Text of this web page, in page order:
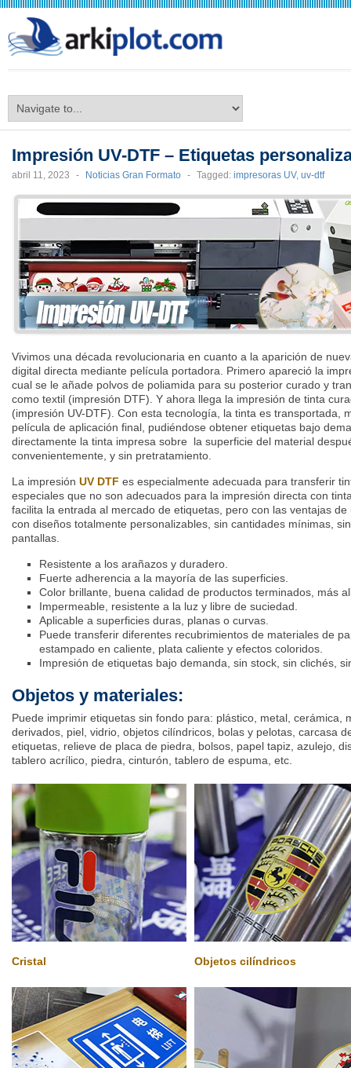
Impresión UV-DTF – Etiquetas
abril 11, 2023 - Noticias Gran Formato - Tagged: impresoras UV, uv-dtf
Vivimos una década revolucionaria en cuanto a la aparición de
digital directa mediante película portadora. Primero apareció la
cual se le añade polvos de poliamida para su posterior curado y
como textil (impresión DTF). Y ahora llega la impresión de tinta
(impresión UV-DTF). Con esta tecnología, la tinta es transportada,
película de aplicación final, pudiéndose obtener etiquetas bajo
directamente la tinta impresa sobre la superficie del material
convenientemente, y sin pretratamiento.
La impresión UV DTF es especialmente adecuada para transferir
especiales que no son adecuados para la impresión directa con
facilita la entrada al mercado de etiquetas, pero con las ventajas
con diseños totalmente personalizables, sin cantidades mínimas,
pantallas.
Resistente a los arañazos y duradero.
Fuerte adherencia a la mayoría de las superficies.
Color brillante, buena calidad de productos terminados, más
Impermeable, resistente a la luz y libre de suciedad.
Aplicable a superficies duras, planas o curvas.
Puede transferir diferentes recubrimientos de materiales de
estampado en caliente, plata caliente y efectos coloridos.
Impresión de etiquetas bajo demanda, sin stock, sin clichés,
Objetos y materiales:
Puede imprimir etiquetas sin fondo para: plástico, metal, cerámica,
derivados, piel, vidrio, objetos cilíndricos, bolas y pelotas, carcasa
etiquetas, relieve de placa de piedra, bolsos, papel tapiz, azulejo,
tablero acrílico, piedra, cinturón, tablero de espuma, etc.
Cristal Objetos cilíndricos